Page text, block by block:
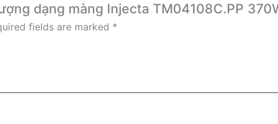
dạng màng Injecta TM04108C.PP
fields are marked *